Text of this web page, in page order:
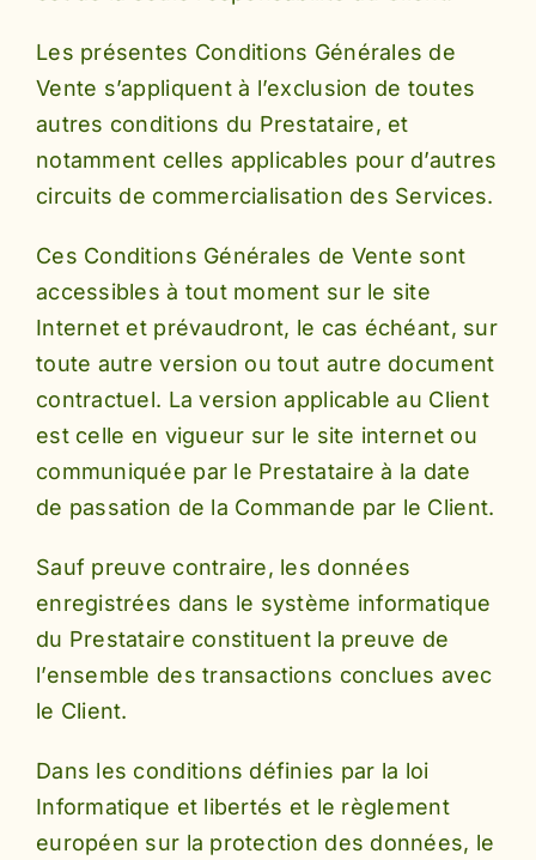
Les présentes Conditions Générales de
Vente s’appliquent à l’exclusion de toutes
autres conditions du Prestataire, et
notamment celles applicables pour d’autres
circuits de commercialisation des Services.
Ces Conditions Générales de Vente sont
accessibles à tout moment sur le site
Internet et prévaudront, le cas échéant, sur
toute autre version ou tout autre document
contractuel. La version applicable au Client
est celle en vigueur sur le site internet ou
communiquée par le Prestataire à la date
de passation de la Commande par le Client.
Sauf preuve contraire, les données
enregistrées dans le système informatique
du Prestataire constituent la preuve de
l’ensemble des transactions conclues avec
le Client.
Dans les conditions définies par la loi
Informatique et libertés et le règlement
européen sur la protection des données, le